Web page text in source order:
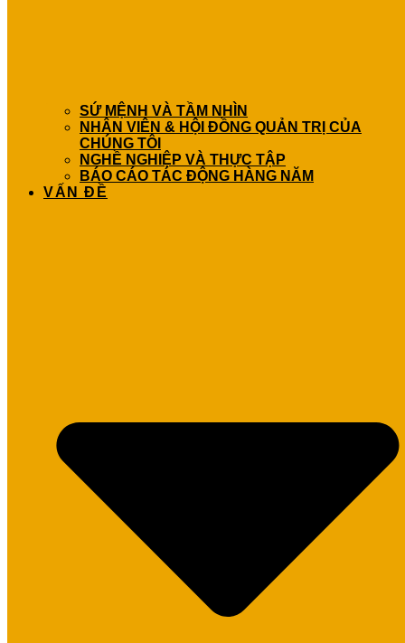
SỨ MỆNH VÀ TẦM NHÌN
NHÂN VIÊN & HỘI ĐỒNG QUẢN TRỊ CỦA
CHÚNG TÔI
NGHỀ NGHIỆP VÀ THỰC TẬP
BÁO CÁO TÁC ĐỘNG HÀNG NĂM
VẤN ĐỀ